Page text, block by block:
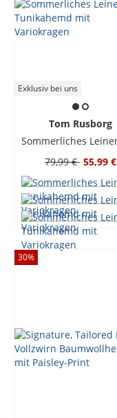
Exklusiv bei uns
Tom Rusborg
79,99 € 55,99 €
30%